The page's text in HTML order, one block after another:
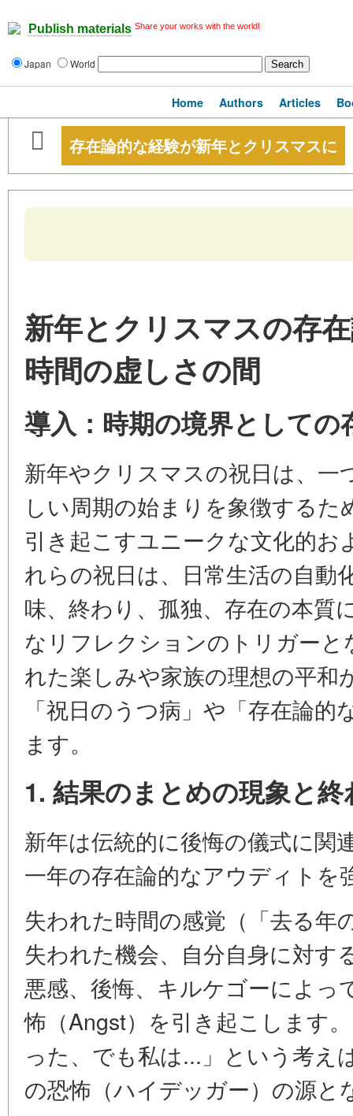
Publish materials Share your works with the world!
Japan World
Home Authors Articles
存在論的な経験が新年とクリスマスに
新年とクリスマスの存
時間の虚しさの間
導入：時期の境界としての
新年やクリスマスの祝日は、一
しい周期の始まりを象徴する
引き起こすユニークな文化的お
れらの祝日は、日常生活の自動
味、終わり、孤独、存在の本質
なリフレクションのトリガー
れた楽しみや家族の理想の平和
「祝日のうつ病」や「存在論
ます。
1. 結果のまとめの現象と
新年は伝統的に後悔の儀式に関
一年の存在論的なアウディトを
失われた時間の感覚（「去る年
失われた機会、自分自身に対す
悪感、後悔、キルケゴーによっ
怖（Angst）を引き起こします
った、でも私は...」という考え
の恐怖（ハイデッガー）の源と